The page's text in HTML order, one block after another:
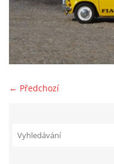
Prvomájová jízda 2026
Old Fiat Club historie
← Předchozí